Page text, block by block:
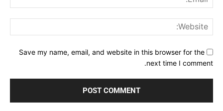
Save my name, email, and website in this browser for the
next time I comment.